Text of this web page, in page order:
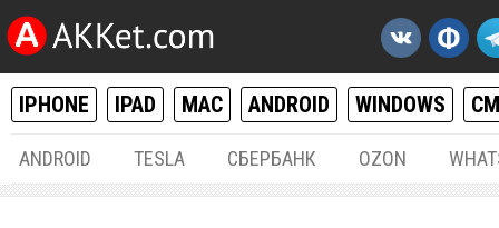
IPHONE IPAD MAC ANDROID WINDOWS
ANDROID TESLA СБЕРБАНК OZON